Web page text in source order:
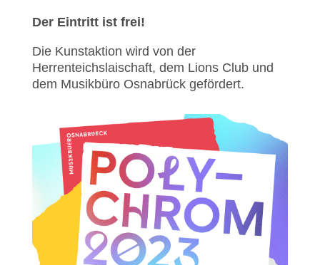
Der Eintritt ist frei!
Die Kunstaktion wird von der
Herrenteichslaischaft, dem Lions Club und
dem Musikbüro Osnabrück gefördert.